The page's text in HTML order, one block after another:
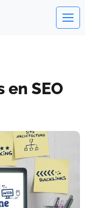
SEO